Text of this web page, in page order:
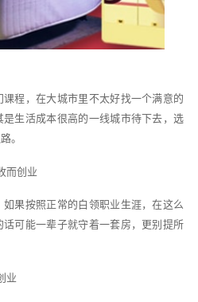
程，在大城市里不太好找一个满意的
生活成本很高的一线城市待下去，选
。
而创业
果按照正常的白领职业生涯，在这么
可能一辈子就守着一套房，更别提所
业